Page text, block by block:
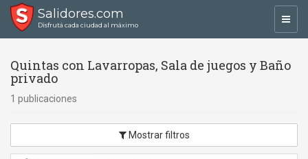
Salidores.com
Disfrutá cada ciudad al máximo
Quintas con Lavarropas, Sala de juegos y Baño
privado
1 publicaciones
Mostrar filtros